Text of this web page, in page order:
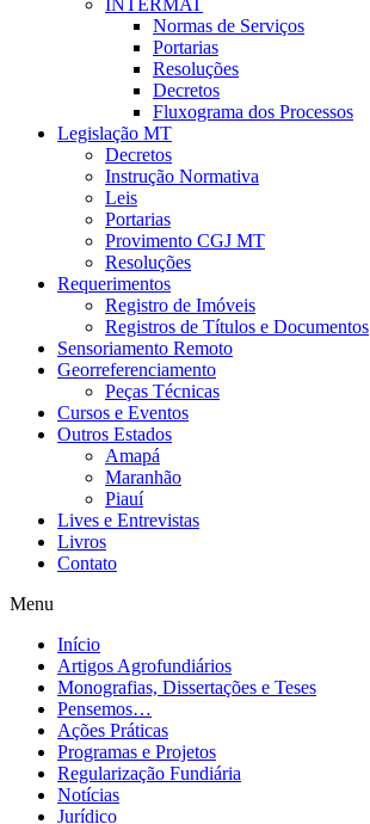
INTERMAT
Normas de Serviços
Portarias
Resoluções
Decretos
Fluxograma dos Processos
Legislação MT
Decretos
Instrução Normativa
Leis
Portarias
Provimento CGJ MT
Resoluções
Requerimentos
Registro de Imóveis
Registros de Títulos e Documentos
Sensoriamento Remoto
Georreferenciamento
Peças Técnicas
Cursos e Eventos
Outros Estados
Amapá
Maranhão
Piauí
Lives e Entrevistas
Livros
Contato
Menu
Início
Artigos Agrofundiários
Monografias, Dissertações e Teses
Pensemos…
Ações Práticas
Programas e Projetos
Regularização Fundiária
Notícias
Jurídico